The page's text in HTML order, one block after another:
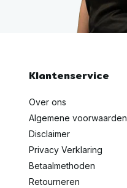
Klantenservice
Over ons
Algemene voorwaarden
Disclaimer
Privacy Verklaring
Betaalmethoden
Retourneren